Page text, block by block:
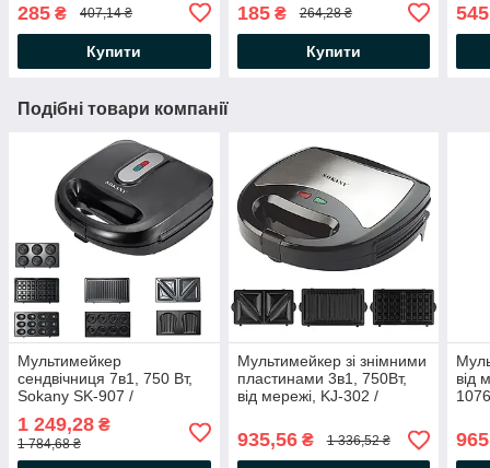
285 ₴ 407,14 ₴
Купити
185₴ 264,28 ₴
Купити
545
Подібні товари компанії
Мультимейкер
сендвічниця 7в1, 750 Вт,
Sokany SK-907 /
Вафельниця електрична /
Електрогриль /
Бутербродниця
1 249,28 ₴
1 784,68 ₴
Мультимейкер зі знімними
пластинами 3в1, 750Вт,
від мережі, KJ-302 /
Вафельниця /
Електрогриль
935,56₴ 1 336,52 ₴
від